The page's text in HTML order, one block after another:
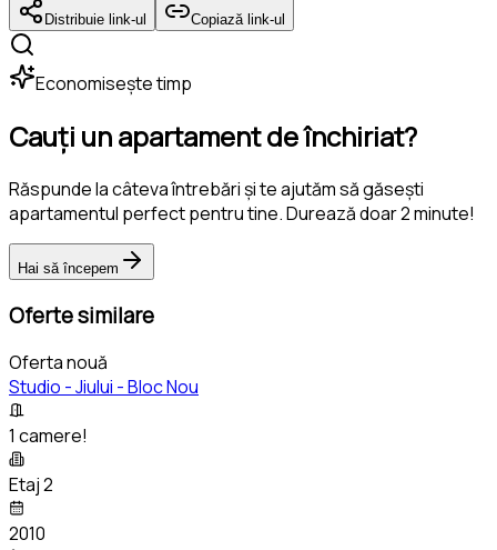
Distribuie link-ul Copiază link-ul
Economisește timp
Cauți un apartament de închiriat?
Răspunde la câteva întrebări și te ajutăm să găsești
apartamentul perfect pentru tine. Durează doar 2 minute!
Hai să începem
Oferte similare
Oferta nouă
Studio - Jiului - Bloc Nou
1 camere!
Etaj 2
2010